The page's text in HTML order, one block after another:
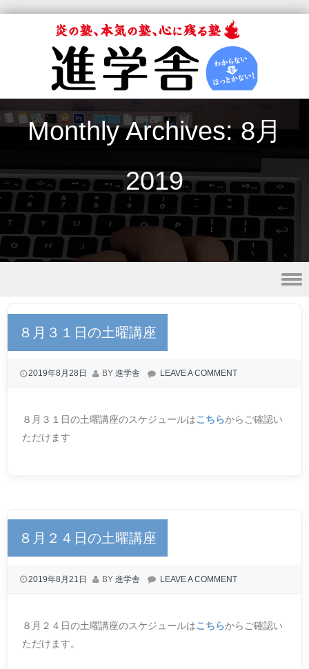
Monthly Archives:8月
2019
８月３１日の土曜講座
2019年8月28日 BY 進学舎 LEAVE A COMMENT
８月３１日の土曜講座のスケジュールはこちらからご確認い
ただけます
８月２４日の土曜講座
2019年8月21日 BY 進学舎 LEAVE A COMMENT
８月２４日の土曜講座のスケジュールはこちらからご確認い
ただけます。